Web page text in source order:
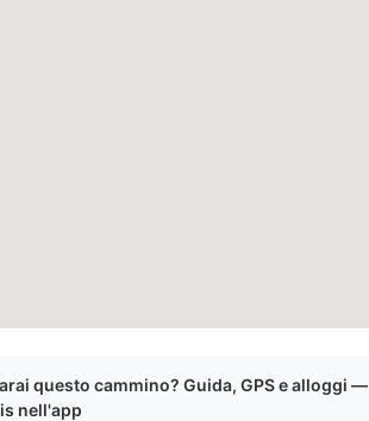
questo cammino? Guida, GPS e alloggi —
nell'app